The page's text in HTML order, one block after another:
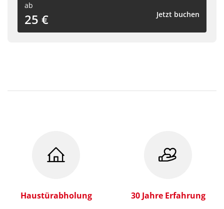
ab
25 € Jetzt buchen
Haustürabholung
30 Jahre Erfahrung